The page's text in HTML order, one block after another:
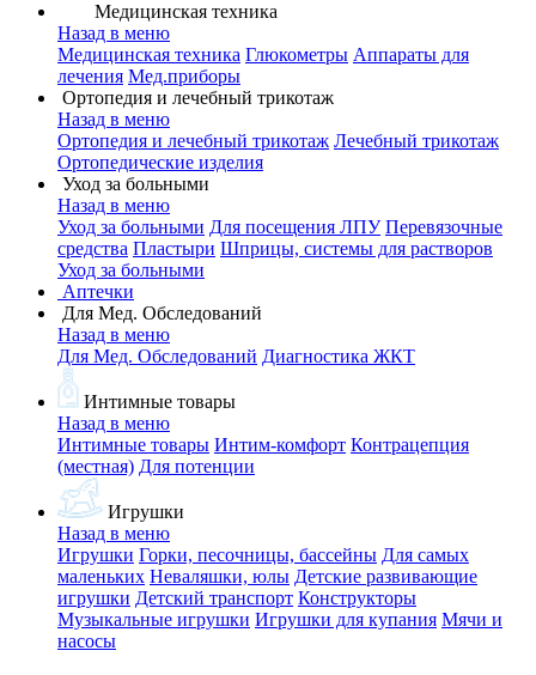
Медицинская техника
Назад в меню
Медицинская техника Глюкометры Аппараты для
лечения Мед.приборы
Ортопедия и лечебный трикотаж
Назад в меню
Ортопедия и лечебный трикотаж Лечебный трикотаж
Ортопедические изделия
Уход за больными
Назад в меню
Уход за больными Для посещения ЛПУ Перевязочные
средства Пластыри Шприцы, системы для растворов
Уход за больными
Аптечки
Для Мед. Обследований
Назад в меню
Для Мед. Обследований Диагностика ЖКТ
Интимные товары
Назад в меню
Интимные товары Интим-комфорт Контрацепция
(местная) Для потенции
Игрушки
Назад в меню
Игрушки Горки, песочницы, бассейны Для самых
маленьких Неваляшки, юлы Детские развивающие
игрушки Детский транспорт Конструкторы
Музыкальные игрушки Игрушки для купания Мячи и
насосы